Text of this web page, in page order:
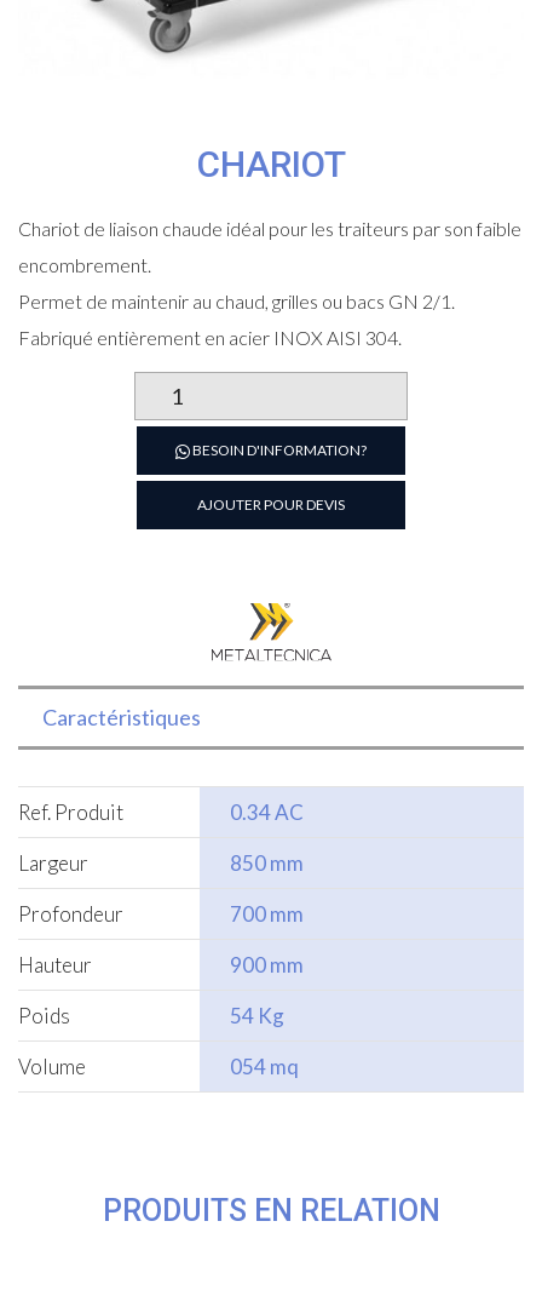
CHARIOT
Chariot de liaison chaude idéal pour les traiteurs par son faible
encombrement.
Permet de maintenir au chaud, grilles ou bacs GN 2/1.
Fabriqué entièrement en acier INOX AISI 304.
de
Chariot
BESOIN D'INFORMATION?
AJOUTER POUR DEVIS
Caractéristiques
Ref. Produit
0.34 AC
Largeur
850 mm
Profondeur
700 mm
Hauteur
900 mm
Poids
54 Kg
Volume
054 mq
PRODUITS EN RELATION